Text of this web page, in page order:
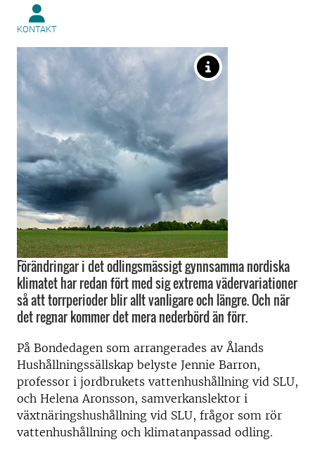
KONTAKT
Förändringar i det odlingsmässigt gynnsamma nordiska
klimatet har redan fört med sig extrema vädervariationer
så att torrperioder blir allt vanligare och längre. Och när
det regnar kommer det mera nederbörd än förr.
På Bondedagen som arrangerades av Ålands
Hushållningssällskap belyste Jennie Barron,
professor i jordbrukets vattenhushållning vid SLU,
och Helena Aronsson, samverkanslektor i
växtnäringshushållning vid SLU, frågor som rör
vattenhushållning och klimatanpassad odling.